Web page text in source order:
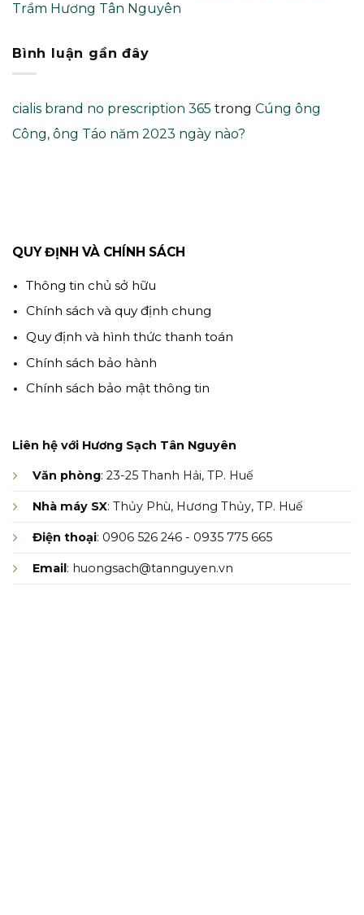
Trầm Hương Tân Nguyên
Bình luận gần đây
cialis brand no prescription 365 trong Cúng ông
Công, ông Táo năm 2023 ngày nào?
QUY ĐỊNH VÀ CHÍNH SÁCH
Thông tin chủ sở hữu
Chính sách và quy định chung
Quy định và hình thức thanh toán
Chính sách bảo hành
Chính sách bảo mật thông tin
Liên hệ với Hương Sạch Tân Nguyên
Văn phòng: 23-25 Thanh Hải, TP. Huế
Nhà máy SX: Thủy Phù, Hương Thủy, TP. Huế
Điện thoại: 0906 526 246 - 0935 775 665
Email: huongsach@tannguyen.vn